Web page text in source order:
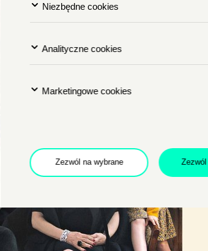
POTWIERDŹ ADRES
na przetwarzanie danych osobowych w celu
Niezbędne cookies
Analityczne cookies
Marketingowe cookies
Zezwól na wybrane